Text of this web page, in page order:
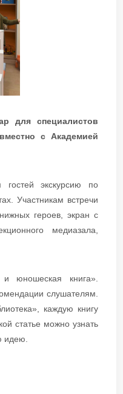
для специалистов
с Академией
экскурсию по
Участникам встречи
героев, экран с
медиазала,
и юношеская книга».
слушателям.
каждую книгу
статье можно узнать
идею.